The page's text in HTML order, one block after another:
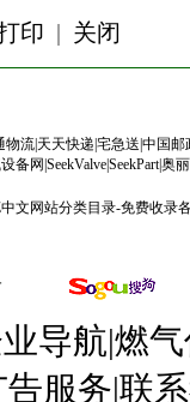
印 | 关闭
物流 天天快递 宅急送 中国邮
备网 SeekValveSeekPart|奥
导航|燃
告服务|联